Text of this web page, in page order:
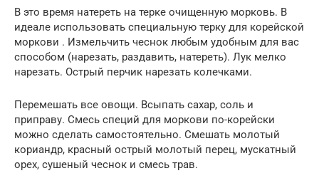
В это время натереть на терке очищенную морковь. В
идеале использовать специальную терку для корейской
моркови . Измельчить чеснок любым удобным для вас
способом (нарезать, раздавить, натереть). Лук мелко
нарезать. Острый перчик нарезать колечками.
Перемешать все овощи. Всыпать сахар, соль и
приправу. Смесь специй для моркови по-корейски
можно сделать самостоятельно. Смешать молотый
кориандр, красный острый молотый перец, мускатный
орех, сушеный чеснок и смесь трав.